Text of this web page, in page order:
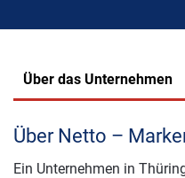
Über das Unternehmen
Über Netto –
Ein Unternehmen in